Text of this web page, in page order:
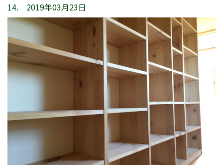
14. 2019年03月23日